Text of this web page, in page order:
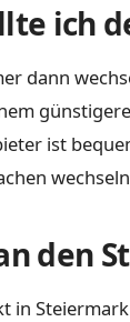
ich
dann
ist
den
in